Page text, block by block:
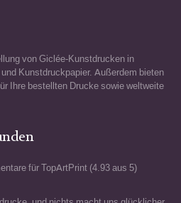
von Giclée-Kunstdrucken in
Kunstdruckpapier. Außerdem bieten
Ihre bestellten Drucke sowie weltweite
für TopArtPrint (4.93 aus 5)